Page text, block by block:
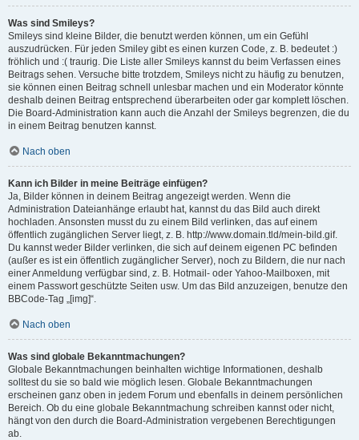
Was sind Smileys?
Smileys sind kleine Bilder, die benutzt werden können, um ein Gefühl
auszudrücken. Für jeden Smiley gibt es einen kurzen Code, z. B. bedeutet :)
fröhlich und :( traurig. Die Liste aller Smileys kannst du beim Verfassen eines
Beitrags sehen. Versuche bitte trotzdem, Smileys nicht zu häufig zu benutzen,
sie können einen Beitrag schnell unlesbar machen und ein Moderator könnte
deshalb deinen Beitrag entsprechend überarbeiten oder gar komplett löschen.
Die Board-Administration kann auch die Anzahl der Smileys begrenzen, die du
in einem Beitrag benutzen kannst.
Nach oben
Kann ich Bilder in meine Beiträge einfügen?
Ja, Bilder können in deinem Beitrag angezeigt werden. Wenn die
Administration Dateianhänge erlaubt hat, kannst du das Bild auch direkt
hochladen. Ansonsten musst du zu einem Bild verlinken, das auf einem
öffentlich zugänglichen Server liegt, z. B. http://www.domain.tld/mein-bild.gif.
Du kannst weder Bilder verlinken, die sich auf deinem eigenen PC befinden
(außer es ist ein öffentlich zugänglicher Server), noch zu Bildern, die nur nach
einer Anmeldung verfügbar sind, z. B. Hotmail- oder Yahoo-Mailboxen, mit
einem Passwort geschützte Seiten usw. Um das Bild anzuzeigen, benutze den
BBCode-Tag „[img]“.
Nach oben
Was sind globale Bekanntmachungen?
Globale Bekanntmachungen beinhalten wichtige Informationen, deshalb
solltest du sie so bald wie möglich lesen. Globale Bekanntmachungen
erscheinen ganz oben in jedem Forum und ebenfalls in deinem persönlichen
Bereich. Ob du eine globale Bekanntmachung schreiben kannst oder nicht,
hängt von den durch die Board-Administration vergebenen Berechtigungen
ab.